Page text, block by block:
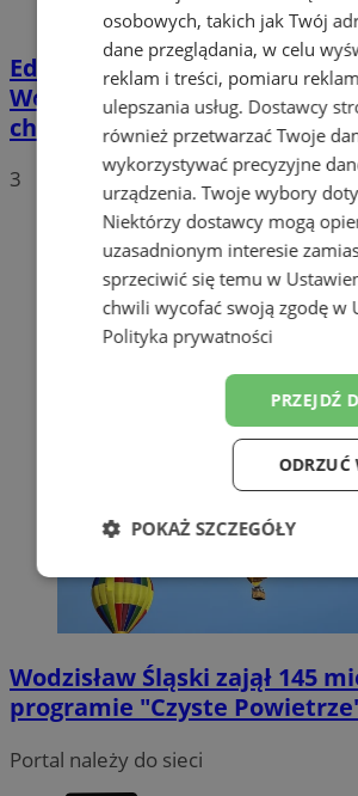
Edukacja ekologiczna w
Wodzisław z nową
chmurką
3
Wodzisław Śląski zajął 145
programie "Czyste
Portal należy do sieci
osobowych, takich jak Twój
dane przeglądania, w celu
reklam i treści, pomiaru
ulepszania usług. Dostawcy
również przetwarzać Twoje
wykorzystywać precyzyjne
urządzenia. Twoje wybory
Niektórzy dostawcy mogą
uzasadnionym interesie
sprzeciwić się temu w
chwili wycofać swoją zgodę w
Polityka prywatności
PRZEJDŹ
ODRZUĆ
POKAŻ SZCZEGÓŁY
Niezbędne
Funkcjonalność